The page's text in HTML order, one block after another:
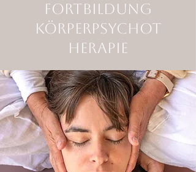
Fortbildung
Körperpsychot
herapie